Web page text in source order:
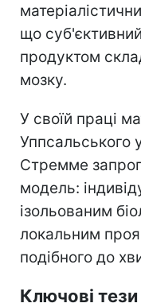
що
продуктом
мозку.
У своїй праці
Уппсальського
Стремме
модель:
ізольованим
локальним
подібного до
Ключові тези